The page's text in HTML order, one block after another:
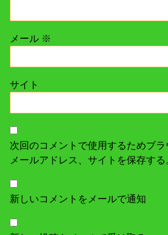
メール ※
サイト
次回のコメントで使用するためブラ
メールアドレス、サイトを保存する。
新しいコメントをメールで通知